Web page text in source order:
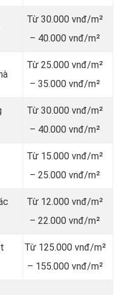
Từ 30.000 vnđ/m²
– 40.000 vnđ/m²
Từ 25.000 vnđ/m²
– 35.000 vnđ/m²
Từ 30.000 vnđ/m²
– 40.000 vnđ/m²
Từ 15.000 vnđ/m²
– 25.000 vnđ/m²
Từ 12.000 vnđ/m²
– 22.000 vnđ/m²
Từ 125.000 vnđ/m²
– 155.000 vnđ/m²